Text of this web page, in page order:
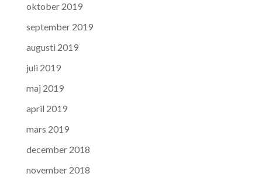
oktober 2019
september 2019
augusti 2019
juli 2019
maj 2019
april 2019
mars 2019
december 2018
november 2018